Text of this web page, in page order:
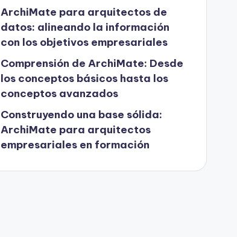
ArchiMate para arquitectos de
datos: alineando la información
con los objetivos empresariales
Comprensión de ArchiMate: Desde
los conceptos básicos hasta los
conceptos avanzados
Construyendo una base sólida:
ArchiMate para arquitectos
empresariales en formación